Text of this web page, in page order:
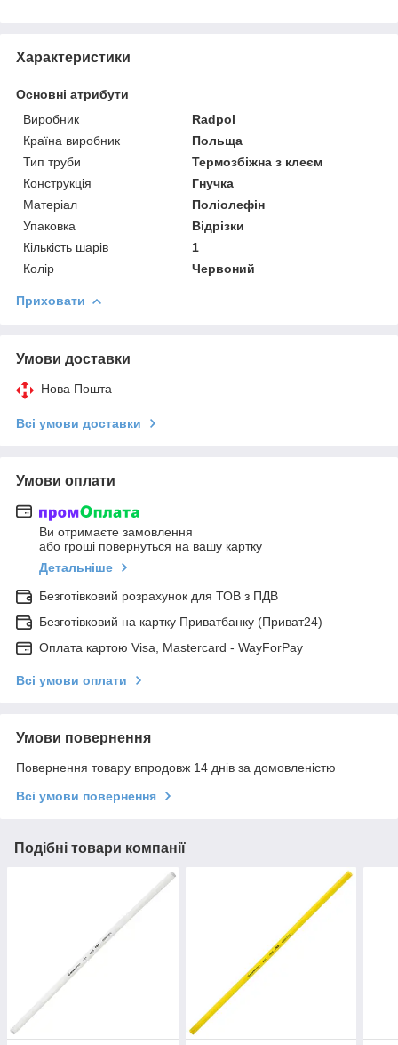
Характеристики
Основні атрибути
Виробник
Radpol
Країна виробник
Польща
Тип труби
Термозбіжна з клеєм
Конструкція
Гнучка
Матеріал
Поліолефін
Упаковка
Відрізки
Кількість шарів
1
Колір
Червоний
Приховати
Умови доставки
Нова Пошта
Всі умови доставки
Умови оплати
Ви отримаєте замовлення
або гроші повернуться на вашу картку
Детальніше
Безготівковий розрахунок для ТОВ з ПДВ
Безготівковий на картку Приватбанку (Приват24)
Оплата картою Visa, Mastercard - WayForPay
Всі умови оплати
Умови повернення
Повернення товару впродовж 14 днів за домовленістю
Всі умови повернення
Подібні товари компанії